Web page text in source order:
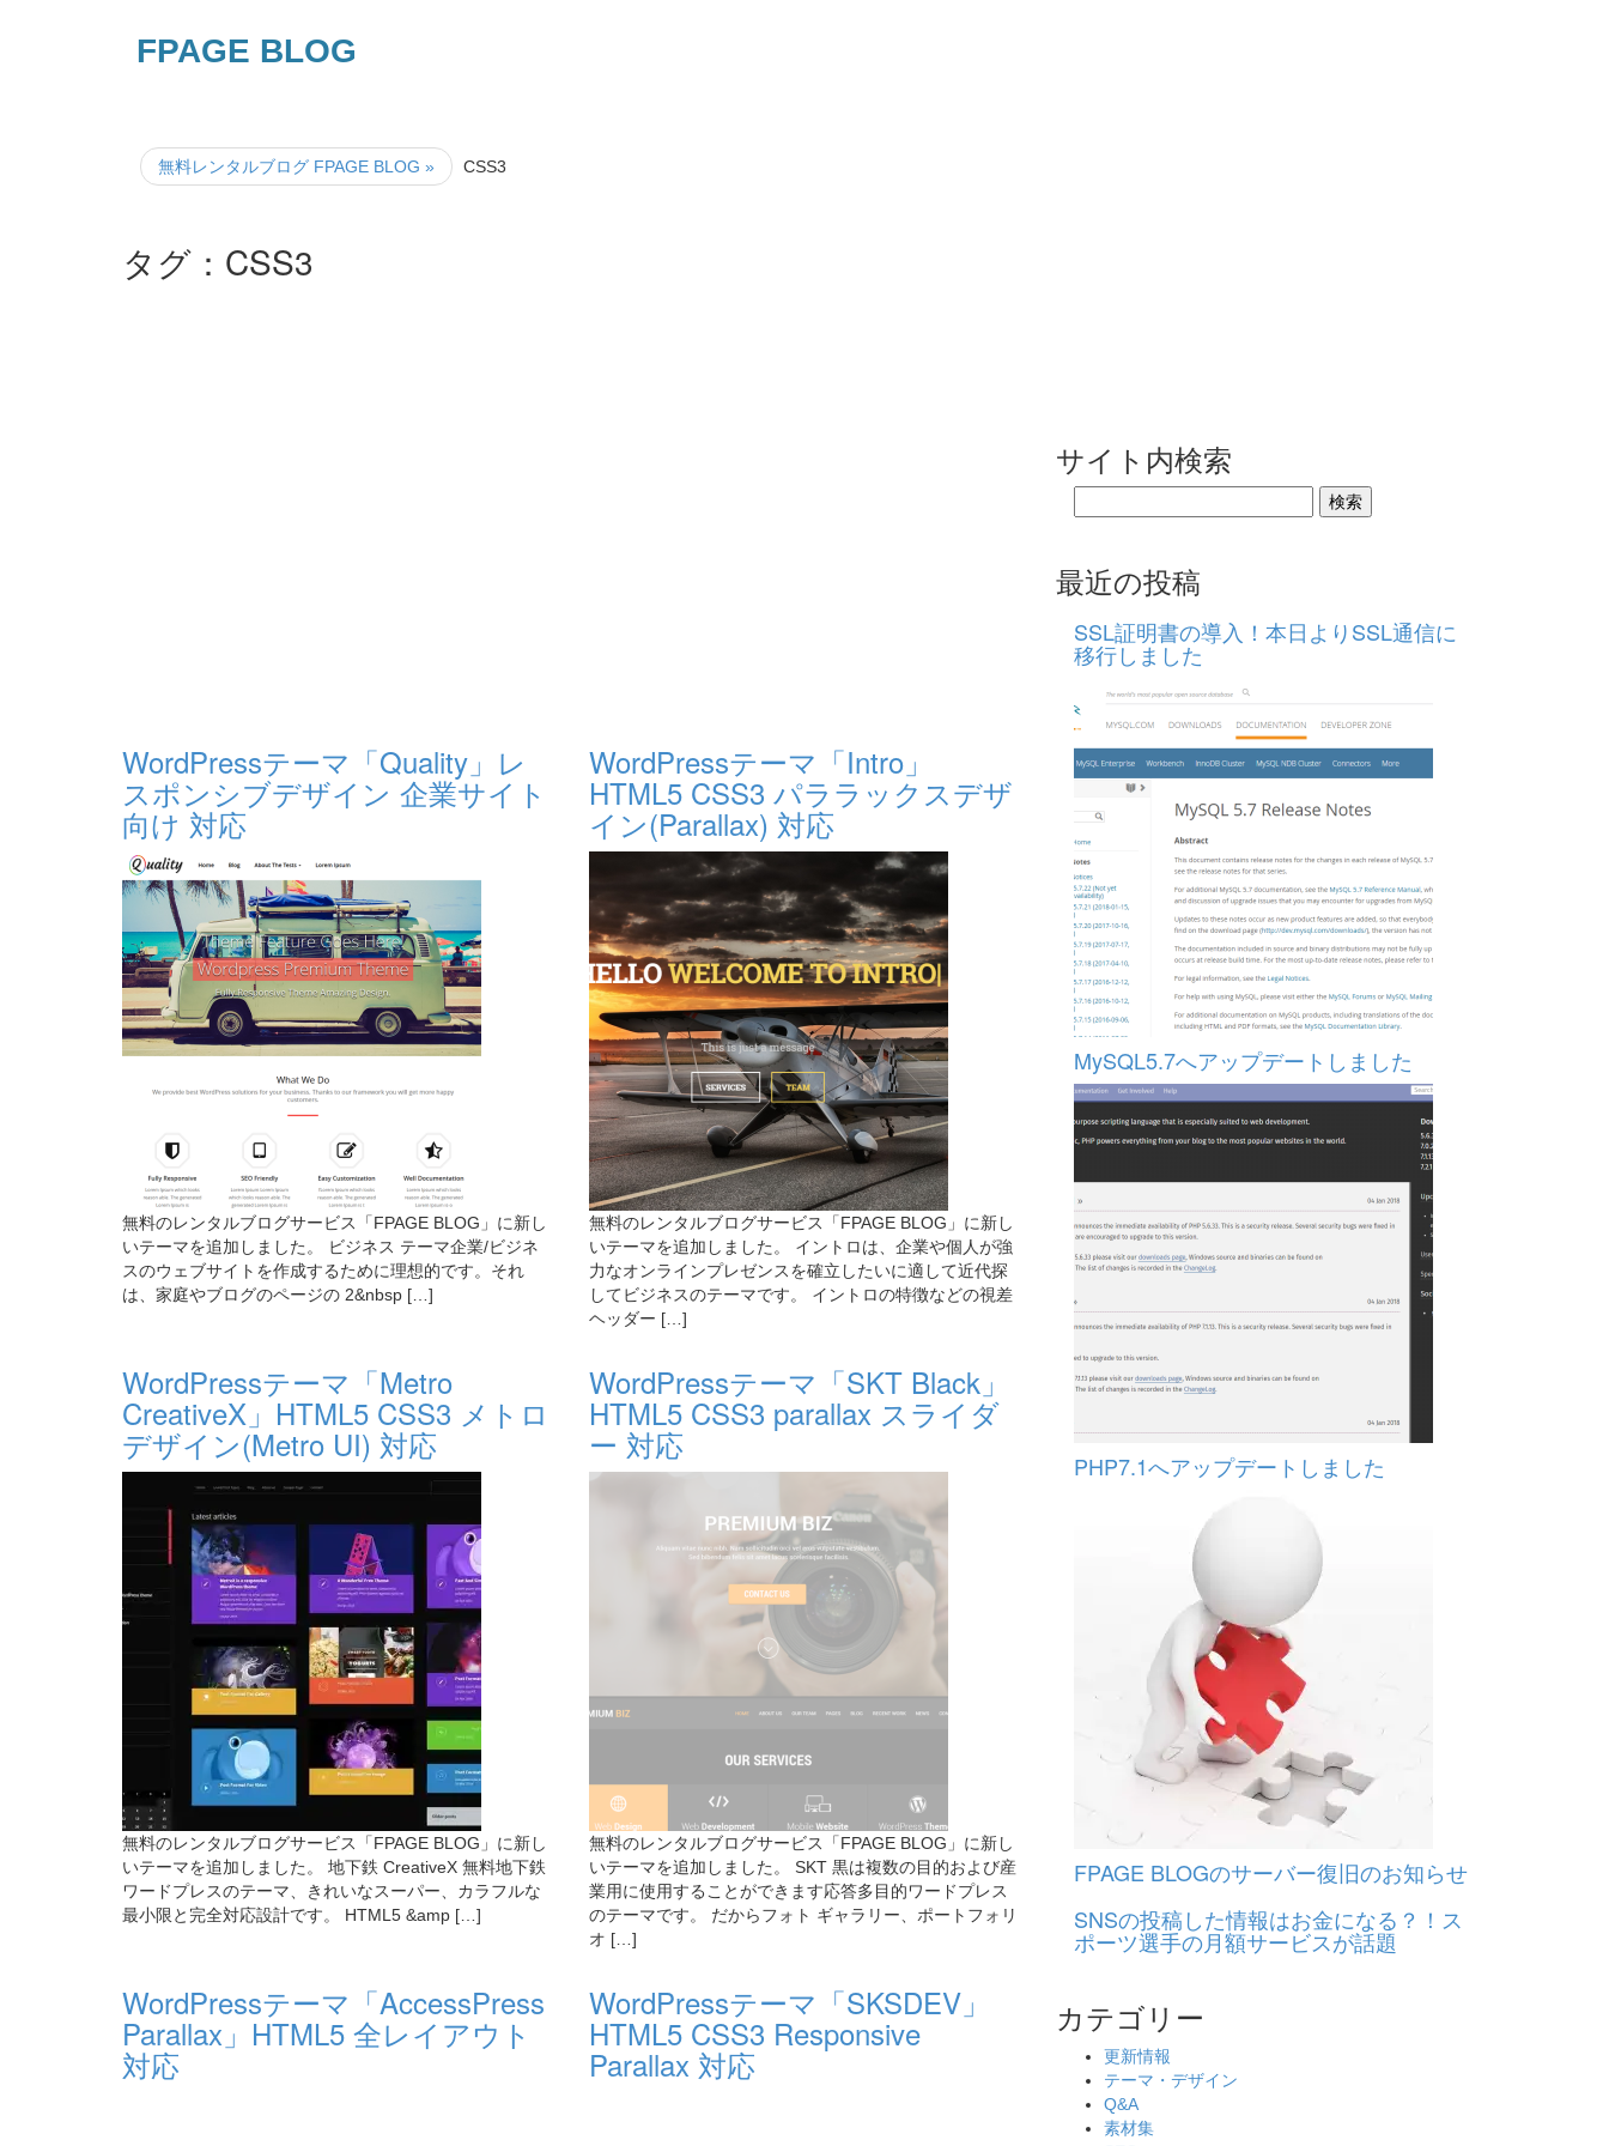
FPAGE BLOG
無料レンタルブログ FPAGE BLOG » CSS3
タグ：CSS3
WordPressテーマ「Quality」レ
スポンシブデザイン 企業サイト
向け 対応
無料のレンタルブログサービス「FPAGE BLOG」に新し
いテーマを追加しました。 ビジネス テーマ企業/ビジネ
スのウェブサイトを作成するために理想的です。それ
は、家庭やブログのページの 2&nbsp […]
WordPressテーマ「Intro」
HTML5 CSS3 パララックスデザ
イン(Parallax) 対応
無料のレンタルブログサービス「FPAGE BLOG」に新し
いテーマを追加しました。 イントロは、企業や個人が強
力なオンラインプレゼンスを確立したいに適して近代探
してビジネスのテーマです。 イントロの特徴などの視差
ヘッダー […]
WordPressテーマ「Metro
CreativeX」HTML5 CSS3 メトロ
デザイン(Metro UI) 対応
無料のレンタルブログサービス「FPAGE BLOG」に新し
いテーマを追加しました。 地下鉄 CreativeX 無料地下鉄
ワードプレスのテーマ、きれいなスーパー、カラフルな
最小限と完全対応設計です。 HTML5 &amp […]
WordPressテーマ「SKT Black」
HTML5 CSS3 parallax スライダ
ー 対応
無料のレンタルブログサービス「FPAGE BLOG」に新し
いテーマを追加しました。 SKT 黒は複数の目的および産
業用に使用することができます応答多目的ワードプレス
のテーマです。 だからフォト ギャラリー、ポートフォリ
オ […]
WordPressテーマ「AccessPress
Parallax」HTML5 全レイアウト
対応
WordPressテーマ「SKSDEV」
HTML5 CSS3 Responsive
Parallax 対応
サイト内検索
最近の投稿
SSL証明書の導入！本日よりSSL通信に
移行しました
MySQL5.7へアップデートしました
PHP7.1へアップデートしました
FPAGE BLOGのサーバー復旧のお知らせ
SNSの投稿した情報はお金になる？！ス
ポーツ選手の月額サービスが話題
カテゴリー
更新情報
テーマ・デザイン
Q&A
素材集